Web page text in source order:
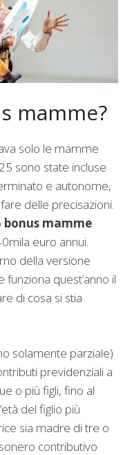
mamme?
solo le mamme
sono state incluse
e autonome,
delle precisazioni.
bonus mamme
euro annui.
della versione
quest’anno il
di cosa si stia
solamente parziale)
previdenziali a
o più figli, fino al
del figlio più
sia madre di tre o
contributivo